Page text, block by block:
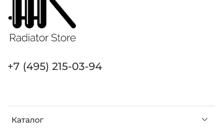
Каталог
+7 (495) 215-03-94